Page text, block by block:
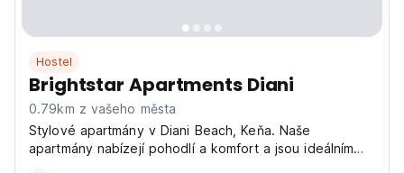
Hostel
Brightstar Apartments Diani
0.79km z vašeho města
Stylové apartmány v Diani Beach, Keňa. Naše
apartmány nabízejí pohodlí a komfort a jsou ideálním